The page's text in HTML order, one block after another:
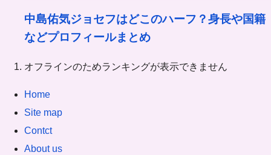
中島佑気ジョセフはどこのハーフ？身長や国籍
などプロフィールまとめ
オフラインのためランキングが表示できません
Home
Site map
Contct
About us